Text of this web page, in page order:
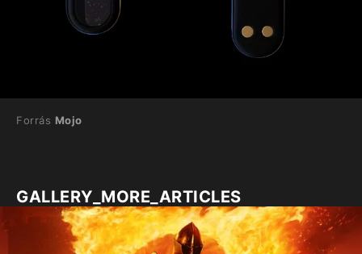
Forrás Mojo
GALLERY_MORE_ARTICLES